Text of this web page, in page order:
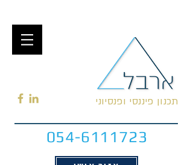
תכנון פיננסי ופנסיוני
054-6111723